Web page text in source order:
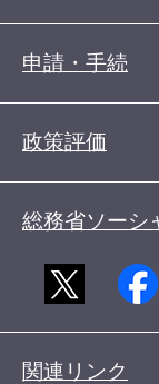
申請・手続
政策評価
総務省ソーシ
関連リンク